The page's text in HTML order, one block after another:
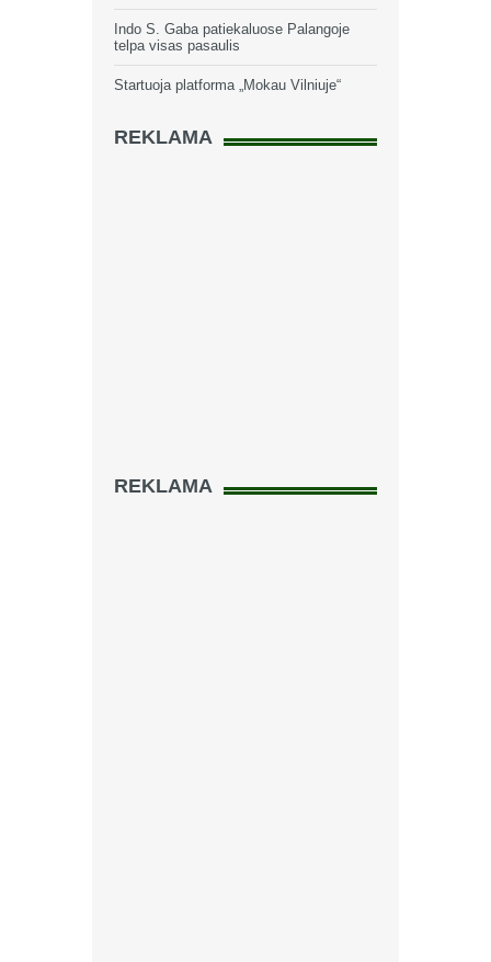
Indo S. Gaba patiekaluose Palangoje
telpa visas pasaulis
Startuoja platforma „Mokau Vilniuje“
REKLAMA
REKLAMA